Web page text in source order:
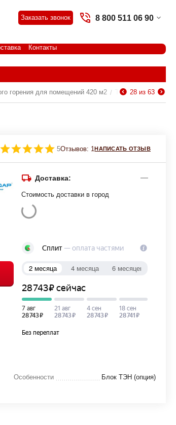
Заказать звонок 8 800 511 06 90
Контакты
горения для помещений 420 м2 / 28 из 63
5Отзывов: 1НАПИСАТЬ ОТЗЫВ
Доставка:
Стоимость доставки в город
Особенности
Блок ТЭН (опция)